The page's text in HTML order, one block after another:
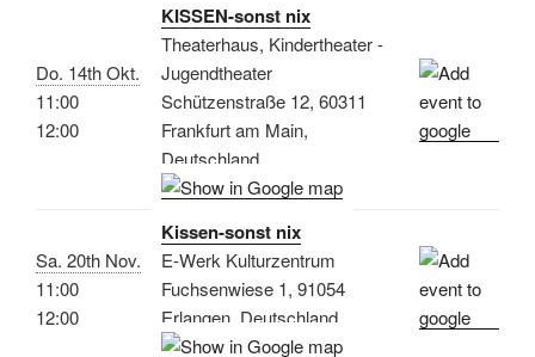
Do. 14th Okt.
11:00
12:00
KISSEN-sonst nix
Theaterhaus, Kindertheater -
Jugendtheater
Schützenstraße 12, 60311
Frankfurt am Main,
Deutschland
Sa. 20th Nov.
11:00
12:00
Kissen-sonst nix
E-Werk Kulturzentrum
Fuchsenwiese 1, 91054
Erlangen, Deutschland